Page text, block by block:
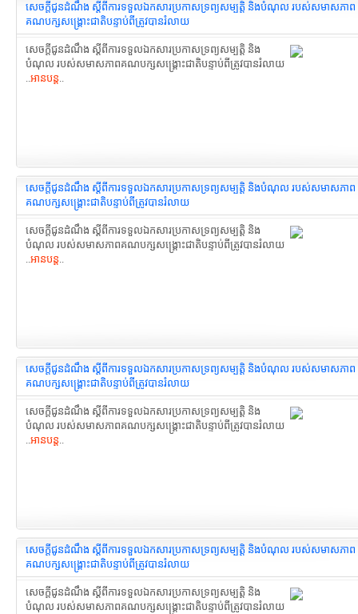
សេចក្តីជូនដំណឹង ស្ដីពីការទទួលឯកសារ​ប្រកាសទ្រព្យសម្បត្តិ និងបំណុល របស់សមាសភាព​
គណបក្សសង្រ្គោះជាតិ​បន្ទាប់ពីត្រូវបានរំលាយ
សេចក្តីជូនដំណឹង ស្ដីពីការទទួលឯកសារ​ប្រកាសទ្រព្យសម្បត្តិ និង
បំណុល របស់សមាសភាព​គណបក្សសង្រ្គោះជាតិ​បន្ទាប់ពីត្រូវបានរំលាយ
..អានបន្ត..
សេចក្តីជូនដំណឹង ស្ដីពីការទទួលឯកសារ​ប្រកាសទ្រព្យសម្បត្តិ និងបំណុល របស់សមាសភាព​
គណបក្សសង្រ្គោះជាតិ​បន្ទាប់ពីត្រូវបានរំលាយ
សេចក្តីជូនដំណឹង ស្ដីពីការទទួលឯកសារ​ប្រកាសទ្រព្យសម្បត្តិ និង
បំណុល របស់សមាសភាព​គណបក្សសង្រ្គោះជាតិ​បន្ទាប់ពីត្រូវបានរំលាយ
..អានបន្ត..
សេចក្តីជូនដំណឹង ស្ដីពីការទទួលឯកសារ​ប្រកាសទ្រព្យសម្បត្តិ និងបំណុល របស់សមាសភាព​
គណបក្សសង្រ្គោះជាតិ​បន្ទាប់ពីត្រូវបានរំលាយ
សេចក្តីជូនដំណឹង ស្ដីពីការទទួលឯកសារ​ប្រកាសទ្រព្យសម្បត្តិ និង
បំណុល របស់សមាសភាព​គណបក្សសង្រ្គោះជាតិ​បន្ទាប់ពីត្រូវបានរំលាយ
..អានបន្ត..
សេចក្តីជូនដំណឹង ស្ដីពីការទទួលឯកសារប្រកាស​ទ្រព្យសម្បត្តិ និងបំណុល របស់សមាសភាព​
គណបក្សសង្រ្គោះជាតិ​បន្ទាប់ពីត្រូវបានរំលាយ
សេចក្តីជូនដំណឹង ស្ដីពីការទទួលឯកសារប្រកាស​ទ្រព្យសម្បត្តិ និង
បំណុល របស់សមាសភាព​គណបក្សសង្រ្គោះជាតិ​បន្ទាប់ពីត្រូវបានរំលាយ